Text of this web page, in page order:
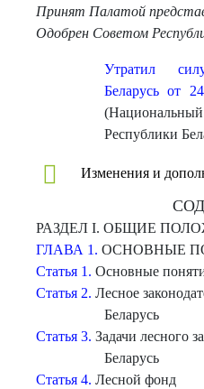
Принят Палатой
Одобрен Советом
Утратил
Беларусь от
Республики
Изменения и
РАЗДЕЛ I. ОБЩИЕ
ГЛАВА 1. ОСНОВНЫЕ
Статья 1. Основные
Статья 2. Лесное
Беларусь
Статья 3. Задачи лесного
Беларусь
Статья 4. Лесной фонд